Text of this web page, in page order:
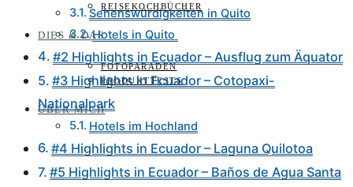
REISEKOCHBÜCHER
DIES & DAS
FOTOPARADEN
PRODUKTTESTS
ÜBER MICH
Sehenswürdigkeiten in Quito
Hotels in Quito
#2 Highlights in Ecuador – Ausflug zum Äquator
#3 Highlights in Ecuador – Cotopaxi-
Nationalpark
Hotels im Hochland
#4 Highlights in Ecuador – Laguna Quilotoa
#5 Highlights in Ecuador – Baños de Agua Santa